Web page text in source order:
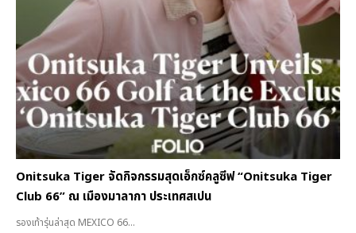
Onitsuka Tiger จัดกิจกรรมสุดเอ็กซ์คลูซีฟ “Onitsuka Tiger
Club 66” ณ เมืองมาลากา ประเทศสเปน
รองเท้ารุ่นล่าสุด MEXICO 66...